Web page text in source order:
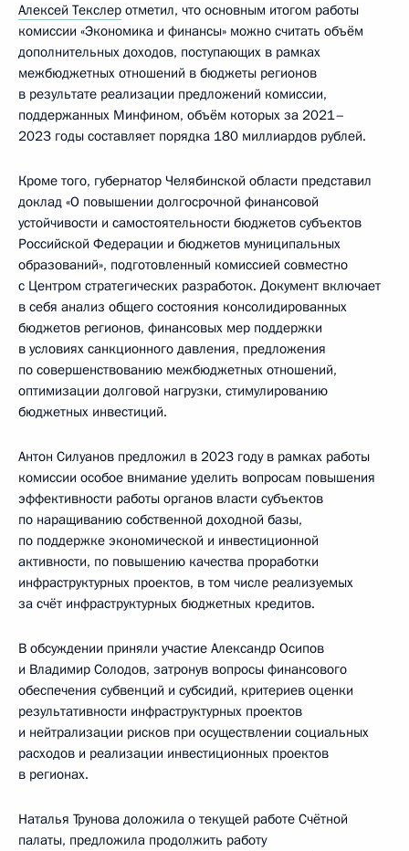
Алексей Текслер отметил, что основным итогом работы
комиссии «Экономика и финансы» можно считать объём
дополнительных доходов, поступающих в рамках
межбюджетных отношений в бюджеты регионов
в результате реализации предложений комиссии,
поддержанных Минфином, объём которых за 2021–
2023 годы составляет порядка 180 миллиардов рублей.
Кроме того, губернатор Челябинской области представил
доклад «О повышении долгосрочной финансовой
устойчивости и самостоятельности бюджетов субъектов
Российской Федерации и бюджетов муниципальных
образований», подготовленный комиссией совместно
с Центром стратегических разработок. Документ включает
в себя анализ общего состояния консолидированных
бюджетов регионов, финансовых мер поддержки
в условиях санкционного давления, предложения
по совершенствованию межбюджетных отношений,
оптимизации долговой нагрузки, стимулированию
бюджетных инвестиций.
Антон Силуанов предложил в 2023 году в рамках работы
комиссии особое внимание уделить вопросам повышения
эффективности работы органов власти субъектов
по наращиванию собственной доходной базы,
по поддержке экономической и инвестиционной
активности, по повышению качества проработки
инфраструктурных проектов, в том числе реализуемых
за счёт инфраструктурных бюджетных кредитов.
В обсуждении приняли участие Александр Осипов
и Владимир Солодов, затронув вопросы финансового
обеспечения субвенций и субсидий, критериев оценки
результативности инфраструктурных проектов
и нейтрализации рисков при осуществлении социальных
расходов и реализации инвестиционных проектов
в регионах.
Наталья Трунова доложила о текущей работе Счётной
палаты, предложила продолжить работу